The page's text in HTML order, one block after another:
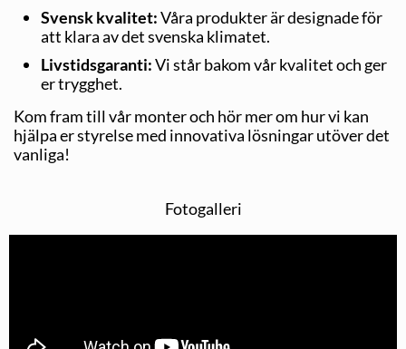
Svensk kvalitet:Våra produkter är designade för
att klara av det svenska klimatet.
Livstidsgaranti:Vi står bakom vår kvalitet och ger
er trygghet.
Kom fram till vår monter och hör mer om hur vi kan
hjälpa er styrelse med innovativa lösningar utöver det
vanliga!
Fotogalleri